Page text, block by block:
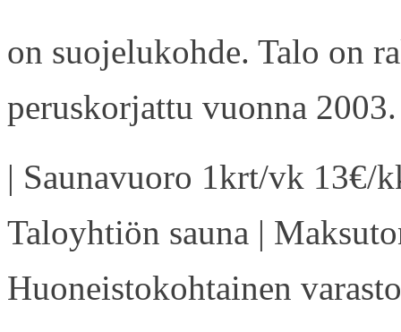
on suojelukohde. Talo on
peruskorjattu vuonna 2003.
| Saunavuoro 1krt/vk 13€/
Taloyhtiön sauna |
Huoneistokohtainen